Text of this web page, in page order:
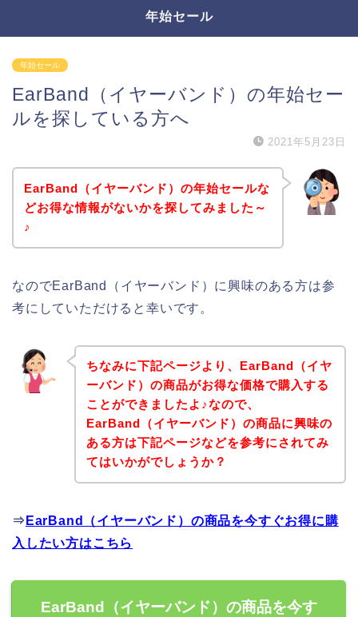
年始セール
年始セール
EarBand（イヤーバンド）の年始セー
ルを探している方へ
2021年5月23日
EarBand（イヤーバンド）の年始セールな
どお得な情報がないかを探してみました～
♪
なのでEarBand（イヤーバンド）に興味のある方は参
考にしていただけると幸いです。
ちなみに下記ページより、EarBand（イヤ
ーバンド）の商品がお得な価格で購入する
ことができましたよ♪なので、
EarBand（イヤーバンド）の商品に興味の
ある方は下記ページなどを参考にされてみ
てはいかがでしょうか？
⇒ EarBand（イヤーバンド）の商品を今すぐお得に購
入したい方はこちら
EarBand（イヤーバンド）の商品を今す